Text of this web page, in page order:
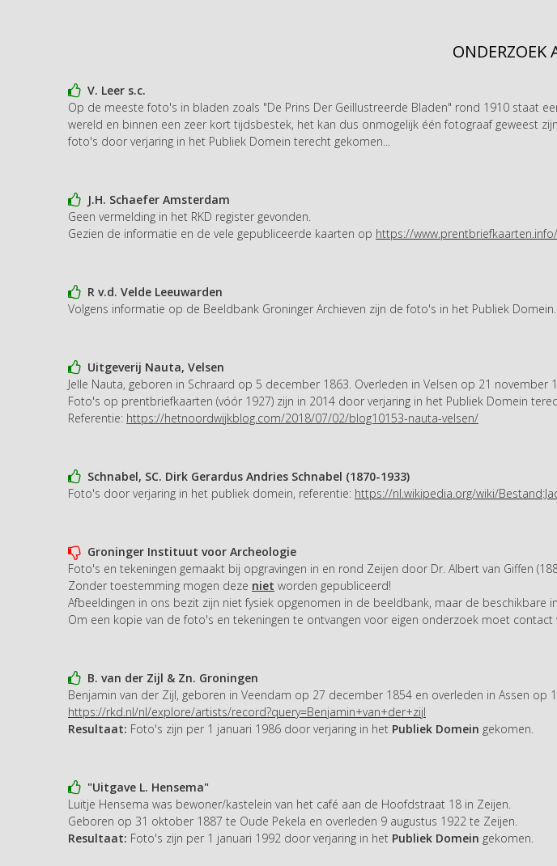
ONDERZOEK
V. Leer s.c.
Op de meeste foto's in bladen zoals "De Prins Der Geïllustreerde Bladen" rond 1910 staat
wereld en binnen een zeer kort tijdsbestek, het kan dus onmogelijk één fotograaf geweest
foto's door verjaring in het Publiek Domein terecht gekomen...
J.H. Schaefer Amsterdam
Geen vermelding in het RKD register gevonden.
Gezien de informatie en de vele gepubliceerde kaarten op https://
R v.d. Velde Leeuwarden
Volgens informatie op de Beeldbank Groninger Archieven zijn de foto's in het Publiek Domein.
Uitgeverij Nauta, Velsen
Jelle Nauta, geboren in Schraard op 5 december 1863. Overleden in Velsen op 21 november
Foto's op prentbriefkaarten (vóór 1927) zijn in 2014 door verjaring in het Publiek Domein
Referentie: https://hetnoordwijkblog.com/2018/07/02/blog10153-nauta-velsen/
Schnabel, SC. Dirk Gerardus Andries Schnabel (1870-1933)
Foto's door verjaring in het publiek domein, referentie: https://nl.wikipedia.org/wiki/
Groninger Instituut voor Archeologie
Foto's en tekeningen gemaakt bij opgravingen in en rond Zeijen door Dr. Albert van Giffen
Zonder toestemming mogen deze niet worden gepubliceerd!
Afbeeldingen in ons bezit zijn niet fysiek opgenomen in de beeldbank, maar de
Om een kopie van de foto's en tekeningen te ontvangen voor eigen onderzoek moet
B. van der Zijl & Zn. Groningen
Benjamin van der Zijl, geboren in Veendam op 27 december 1854 en overleden in Assen op
https://rkd.nl/nl/explore/artists/record?query=Benjamin+van+der+zijl
Resultaat: Foto's zijn per 1 januari 1986 door verjaring in het Publiek Domein gekomen.
"Uitgave L. Hensema"
Luitje Hensema was bewoner/kastelein van het café aan de Hoofdstraat 18 in Zeijen.
Geboren op 31 oktober 1887 te Oude Pekela en overleden 9 augustus 1922 te Zeijen.
Resultaat: Foto's zijn per 1 januari 1992 door verjaring in het Publiek Domein gekomen.